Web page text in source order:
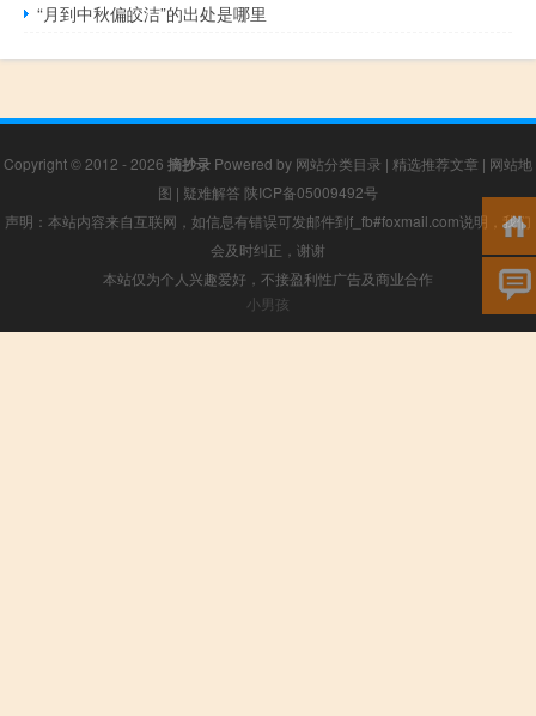
“月到中秋偏皎洁”的出处是哪里
Copyright © 2012 - 2026 摘抄录 Powered by 网站分类目录 | 精选推荐文章 | 网站地
图 | 疑难解答 陕ICP备05009492号
声明：本站内容来自互联网，如信息有错误可发邮件到f_fb#foxmail.com说明，我们
会及时纠正，谢谢
本站仅为个人兴趣爱好，不接盈利性广告及商业合作
小男孩